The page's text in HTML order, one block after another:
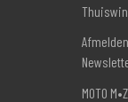
MOTO